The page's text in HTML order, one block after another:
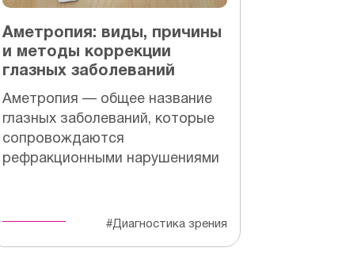
Аметропия: виды, причины
и методы коррекции
глазных заболеваний
Аметропия — общее название
глазных заболеваний, которые
сопровождаются
рефракционными нарушениями
#Диагностика зрения